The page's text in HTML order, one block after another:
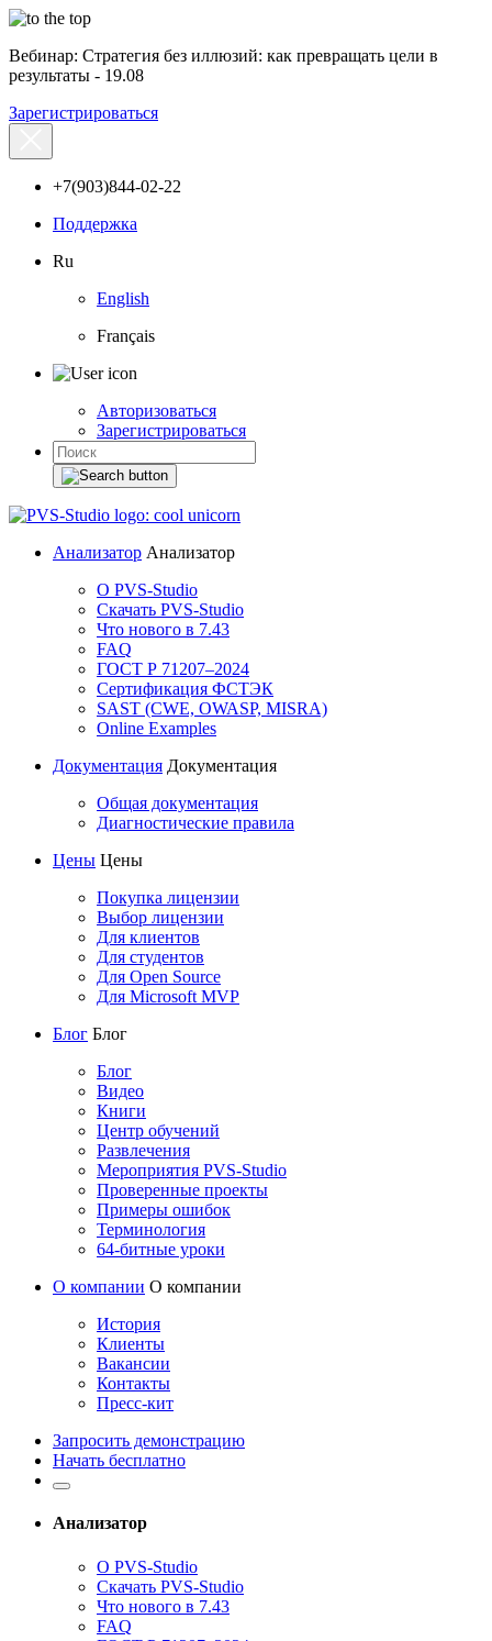
Вебинар: Стратегия без иллюзий: как превращать цели в
результаты - 19.08
Зарегистрироваться
+7(903)844-02-22
Поддержка
Ru
English
Français
Авторизоваться
Зарегистрироваться
Анализатор Анализатор
О PVS-Studio
Скачать PVS-Studio
Что нового в 7.43
FAQ
ГОСТ Р 71207–2024
Сертификация ФСТЭК
SAST (CWE, OWASP, MISRA)
Online Examples
Документация Документация
Общая документация
Диагностические правила
Цены Цены
Покупка лицензии
Выбор лицензии
Для клиентов
Для студентов
Для Open Source
Для Microsoft MVP
Блог Блог
Блог
Видео
Книги
Центр обучений
Развлечения
Мероприятия PVS-Studio
Проверенные проекты
Примеры ошибок
Терминология
64-битные уроки
О компании О компании
История
Клиенты
Вакансии
Контакты
Пресс-кит
Запросить демонстрацию
Начать бесплатно
Анализатор
О PVS-Studio
Скачать PVS-Studio
Что нового в 7.43
FAQ